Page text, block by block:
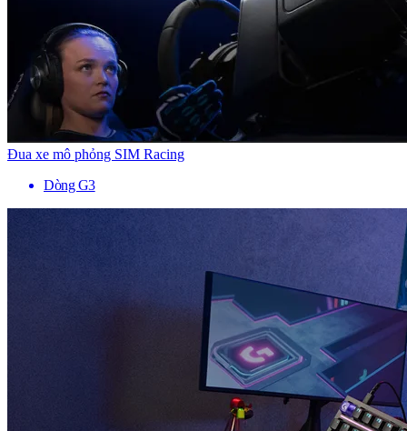
Đua xe mô phỏng SIM Racing
Dòng G3